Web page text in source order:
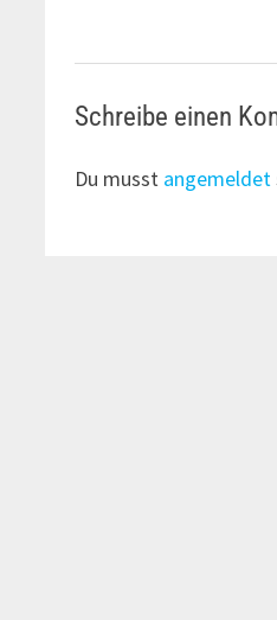
Schreibe einen
Du musst angemeldet